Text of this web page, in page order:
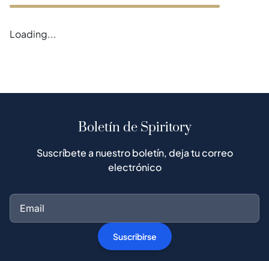
Loading...
Boletín de Spiritory
Suscríbete a nuestro boletín, deja tu correo
electrónico
Suscribirse